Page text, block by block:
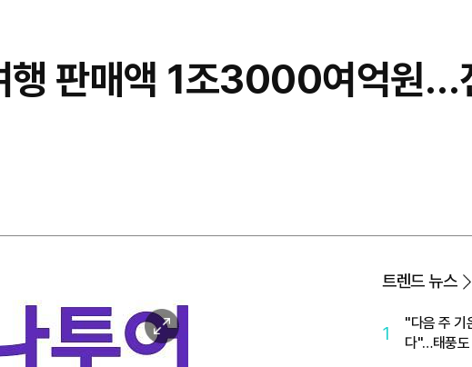
행 판매액 1조3000여억원…
이
미
트렌드 뉴스
1
"다음 주 기
다"…태풍도